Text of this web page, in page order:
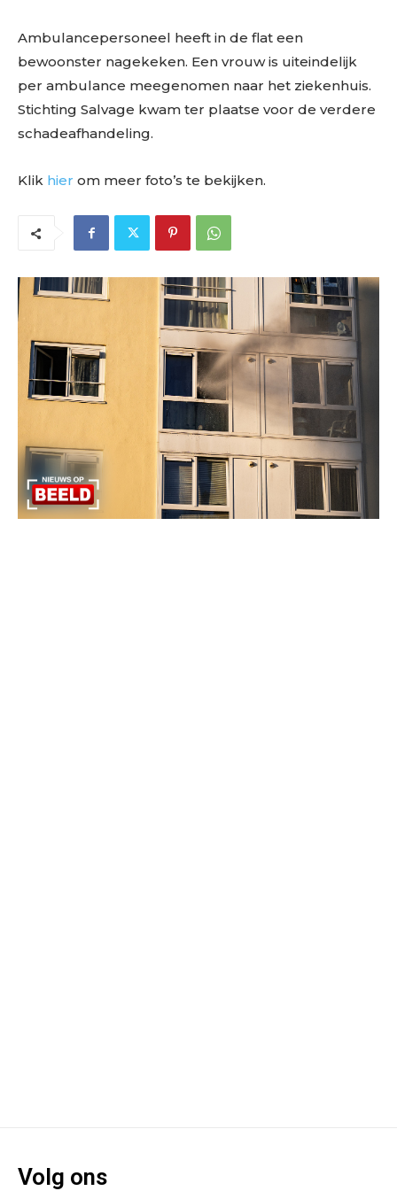
Ambulancepersoneel heeft in de flat een
bewoonster nagekeken. Een vrouw is uiteindelijk
per ambulance meegenomen naar het ziekenhuis.
Stichting Salvage kwam ter plaatse voor de verdere
schadeafhandeling.
Klik hier om meer foto’s te bekijken.
Volg ons